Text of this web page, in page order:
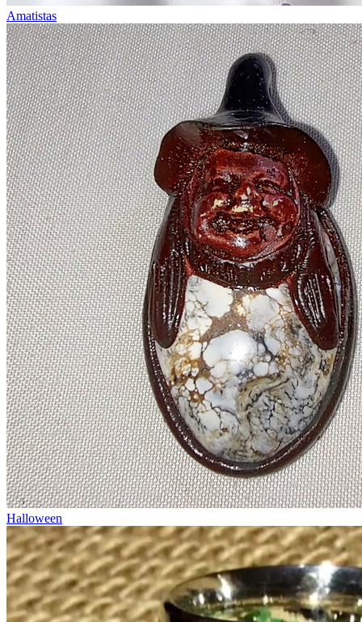
Amatistas
Halloween